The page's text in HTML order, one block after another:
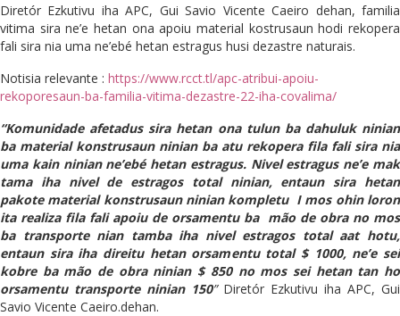
Diretór Ezkutivu iha APC, Gui Savio Vicente Caeiro dehan, familia
vitima sira ne’e hetan ona apoiu material kostrusaun hodi rekopera
fali sira nia uma ne’ebé hetan estragus husi dezastre naturais.
Notisia relevante : https://www.rcct.tl/apc-atribui-apoiu-
rekoporesaun-ba-familia-vitima-dezastre-22-iha-covalima/
“Komunidade afetadus sira hetan ona tulun ba dahuluk ninian
ba material konstrusaun ninian ba atu rekopera fila fali sira nia
uma kain ninian ne’ebé hetan estragus. Nivel estragus ne’e mak
tama iha nivel de estragos total ninian, entaun sira hetan
pakote material konstrusaun ninian kompletu I mos ohin loron
ita realiza fila fali apoiu de orsamentu ba mão de obra no mos
ba transporte nian tamba iha nivel estragos total aat hotu,
entaun sira iha direitu hetan orsamentu total $ 1000, ne’e sei
kobre ba mão de obra ninian $ 850 no mos sei hetan tan ho
orsamentu transporte ninian 150”Diretór Ezkutivu iha APC, Gui
Savio Vicente Caeiro.dehan.